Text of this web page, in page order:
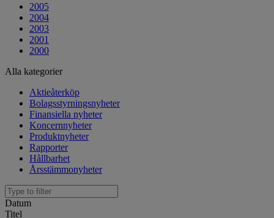
2005
2004
2003
2001
2000
Alla kategorier
Aktieåterköp
Bolagsstyrningsnyheter
Finansiella nyheter
Koncernnyheter
Produktnyheter
Rapporter
Hållbarhet
Årsstämmonyheter
Datum
Titel